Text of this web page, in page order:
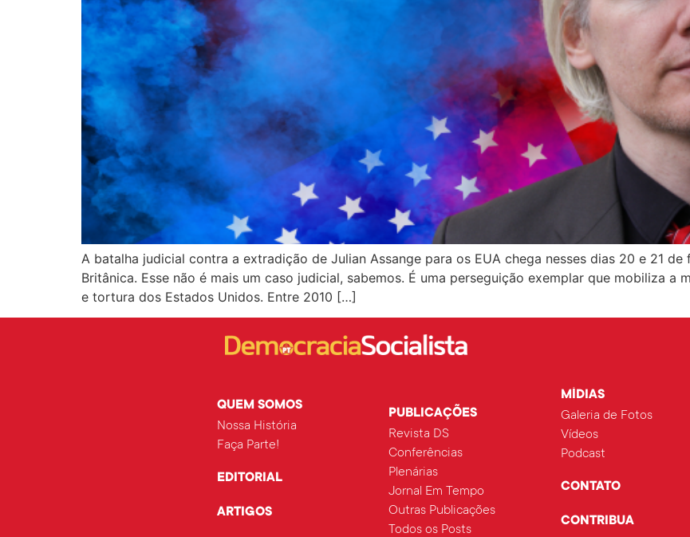
A batalha judicial contra a extradição de Julian Assange para os EUA chega nesses dias 20 e 21
Britânica. Esse não é mais um caso judicial, sabemos. É uma perseguição exemplar que mobiliza a
e tortura dos Estados Unidos. Entre 2010 […]
QUEM SOMOS
Nossa História
Faça Parte!
EDITORIAL
ARTIGOS
PUBLICAÇÕES
Revista DS
Conferências
Plenárias
Jornal Em Tempo
Outras Publicações
Todos os Posts
MÍDIAS
Galeria de Fotos
Vídeos
Podcast
CONTATO
CONTRIBUA